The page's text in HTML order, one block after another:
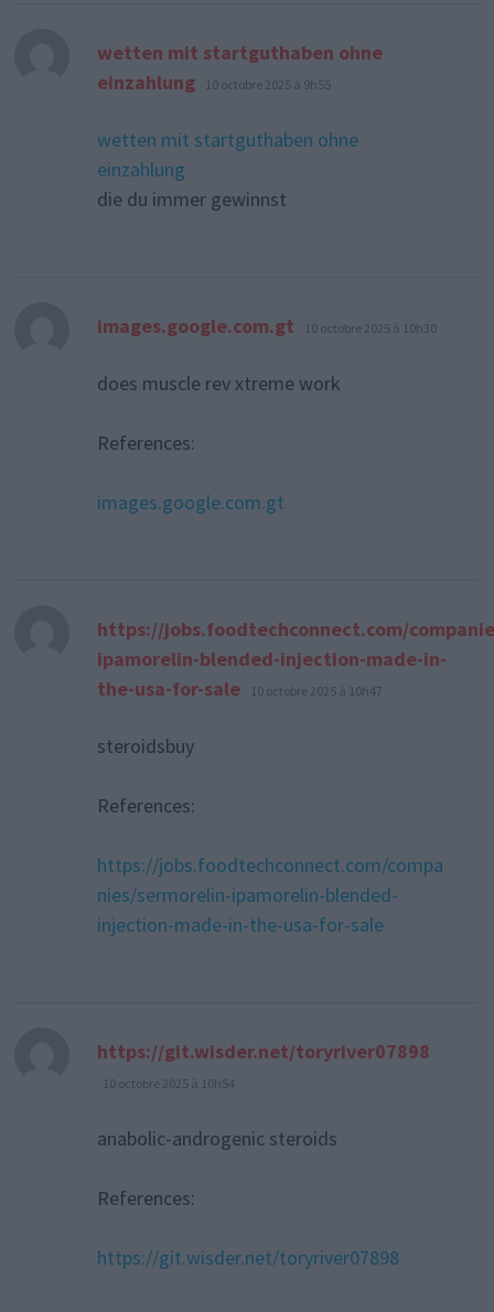
wetten mit startguthaben ohne
einzahlung dit :
10 octobre 2025 à 9h55
wetten mit startguthaben ohne
einzahlung
die du immer gewinnst
images.google.com.gt dit :
10 octobre 2025 à 10h30
does muscle rev xtreme work
References:
images.google.com.gt
https://jobs.foodtechconnect.com/
ipamorelin-blended-injection-made-in-
the-usa-for-sale dit :
10 octobre 2025 à 10h47
steroidsbuy
References:
https://jobs.foodtechconnect.com/compa
nies/sermorelin-ipamorelin-blended-
injection-made-in-the-usa-for-sale
https://git.wisder.net/toryriver07898
10 octobre 2025 à 10h54
anabolic-androgenic steroids
References:
https://git.wisder.net/toryriver07898